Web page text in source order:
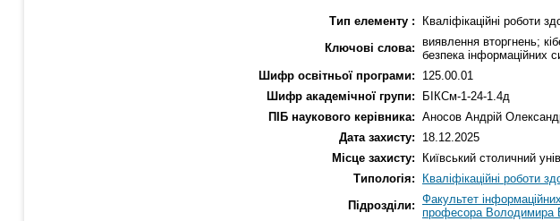
Тип елементу :
Кваліфікаційні роботи
Ключові слова: виявлення вторгнень;
безпека інформаційних
Шифр освітньої програми:
125.00.01
Шифр академічної групи:
БІКСм-1-24-1.4д
ПІБ наукового керівника: Аносов Андрій
Дата захисту:
18.12.2025
Місце захисту:
Київський столичний
Типологія:
Кваліфікаційні роботи
Підрозділи: Факультет
професора Володимира